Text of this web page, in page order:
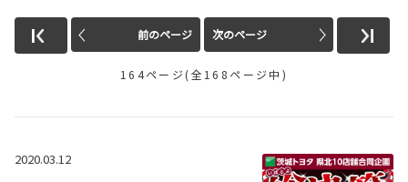
前のページ 次のページ
164ページ(全168ページ中)
2020.03.12